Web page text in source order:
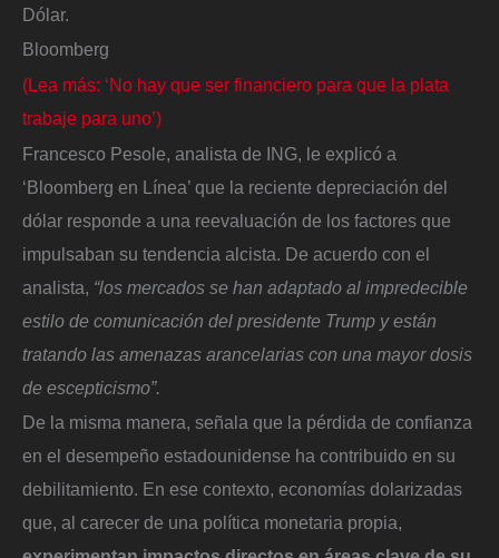
Dólar.
Bloomberg
(Lea más: ‘No hay que ser financiero para que la plata
trabaje para uno’)
Francesco Pesole, analista de ING, le explicó a
‘Bloomberg en Línea’ que la reciente depreciación del
dólar responde a una reevaluación de los factores que
impulsaban su tendencia alcista. De acuerdo con el
analista, “los mercados se han adaptado al impredecible
estilo de comunicación del presidente Trump y están
tratando las amenazas arancelarias con una mayor dosis
de escepticismo”.
De la misma manera, señala que la pérdida de confianza
en el desempeño estadounidense ha contribuido en su
debilitamiento. En ese contexto, economías dolarizadas
que, al carecer de una política monetaria propia,